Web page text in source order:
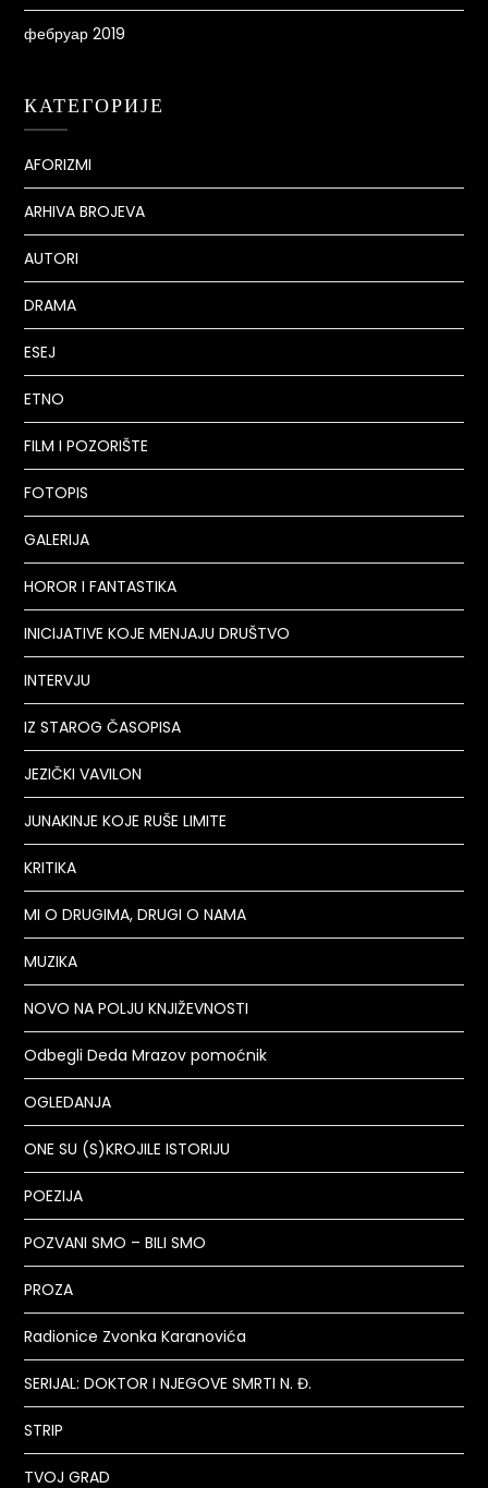
фебруар 2019
КАТЕГОРИЈЕ
AFORIZMI
ARHIVA BROJEVA
AUTORI
DRAMA
ESEJ
ETNO
FILM I POZORIŠTE
FOTOPIS
GALERIJA
HOROR I FANTASTIKA
INICIJATIVE KOJE MENJAJU DRUŠTVO
INTERVJU
IZ STAROG ČASOPISA
JEZIČKI VAVILON
JUNAKINJE KOJE RUŠE LIMITE
KRITIKA
MI O DRUGIMA, DRUGI O NAMA
MUZIKA
NOVO NA POLJU KNJIŽEVNOSTI
Odbegli Deda Mrazov pomoćnik
OGLEDANJA
ONE SU (S)KROJILE ISTORIJU
POEZIJA
POZVANI SMO – BILI SMO
PROZA
Radionice Zvonka Karanovića
SERIJAL: DOKTOR I NJEGOVE SMRTI N. Đ.
STRIP
TVOJ GRAD